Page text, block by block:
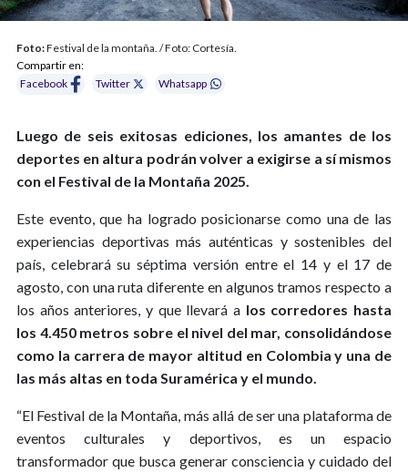
Foto:Festival de la montaña. / Foto: Cortesía.
Compartir en:
Facebook
Twitter Whatsapp
Luego de seis exitosas ediciones, los amantes de los
deportes en altura podrán volver a exigirse a sí mismos
con el Festival de la Montaña 2025.
Este evento, que ha logrado posicionarse como una de las
experiencias deportivas más auténticas y sostenibles del
país, celebrará su séptima versión entre el 14 y el 17 de
agosto, con una ruta diferente en algunos tramos respecto a
los años anteriores, y que llevará a los corredores hasta
los 4.450 metros sobre el nivel del mar, consolidándose
como la carrera de mayor altitud en Colombia y una de
las más altas en toda Suramérica y el mundo.
“El Festival de la Montaña, más allá de ser una plataforma de
eventos culturales y deportivos, es un espacio
transformador que busca generar consciencia y cuidado del